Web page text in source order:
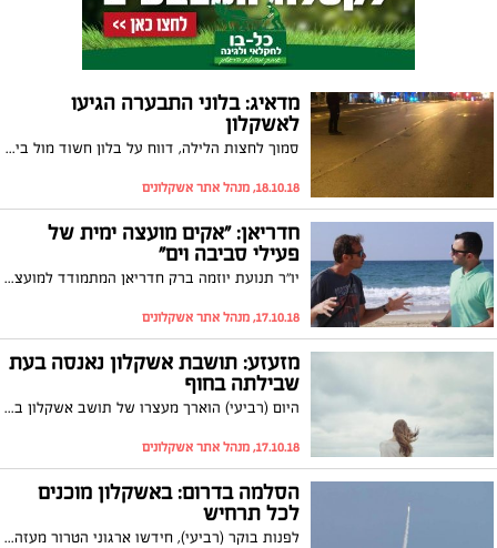
מדאיג: בלוני התבערה הגיעו
לאשקלון
סמוך לחצות הלילה, דווח על בלון חשוד מול בית החולים ברזילי. חבלני משטרה שהגיעו למקום טיפלו בחפץ החשוד שהתברר כבלון תבערה. למרבה המזל איש לא נפגע
18.10.18, מנהל אתר אשקלונים
חדריאן: "אקים מועצה ימית של
פעילי סביבה וים"
יו"ר תנועת יוזמה ברק חדריאן המתמודד למועצת העיר יצא לסיור בחופי הים עם פעיל הסביבה יואב נקש. חדריאן מתחייב לשים את נושא החופים והסביבה בראש סדר היום העירוני במועצה הבאה ולשתף את הציבור בשמירה על הסביבה
17.10.18, מנהל אתר אשקלונים
מזעזע: תושבת אשקלון נאנסה בעת
שבילתה בחוף
היום (רביעי) הוארך מעצרו של תושב אשקלון בן 33. זאת לאחר שעל פי החשד, אנס אישה שבילתה בחוף הים, היכה אותה ונמלט מהמקום. לאחר כחודש ובתום חקירה מאומצת הוא נתפס ונעצר וכתב אישום יוגש נגדו בשבוע הבא
17.10.18, מנהל אתר אשקלונים
הסלמה בדרום: באשקלון מוכנים
לכל תרחיש
לפנות בוקר (רביעי), חידשו ארגוני הטרור מעזה את הירי לעבר יישובי הדרום. רקטה פגעה פגיעה ישירה בבית בבאר שבע, והבוקר נשמעה אזעקה ביישובי העוטף. בצה"ל מעלים כוננות וגם באשקלון התקיימה הערכת מצב. ראש העיר בפועל, תומר גלאם: "הנחתי את הגורמים הרלוונטיים לחדד את ההנחיות הקשורות לבלוני הטרור"